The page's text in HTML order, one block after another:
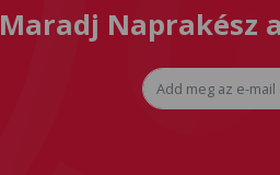
Maradj Naprakész